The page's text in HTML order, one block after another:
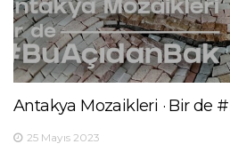
Antakya Mozaikleri · Bir de
25 Mayıs 2023